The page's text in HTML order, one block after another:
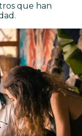
que han